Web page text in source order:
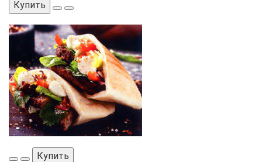
Купить
Купить